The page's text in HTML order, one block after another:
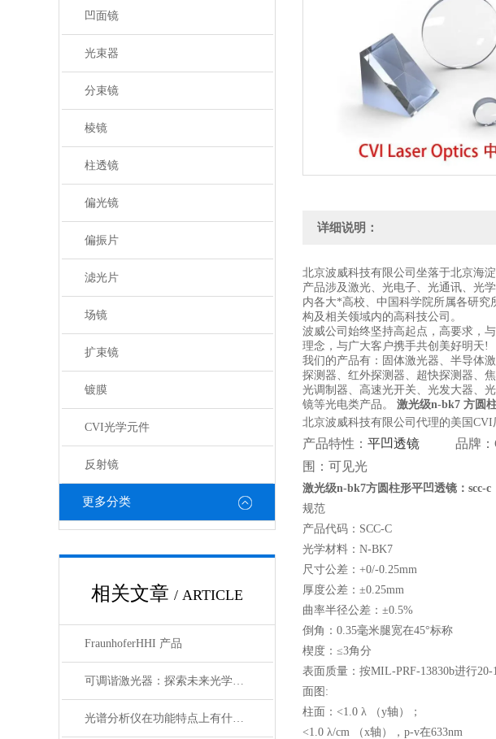
凹面镜
光束器
分束镜
棱镜
柱透镜
偏光镜
偏振片
滤光片
场镜
扩束镜
镀膜
CVI光学元件
反射镜
更多分类
相关文章 / ARTICLE
FraunhoferHHI 产品
可调谐激光器：探索未来光学应用的无限可能
光谱分析仪在功能特点上有什么杰出表现？
详细说明：
北京波威科技有限公司坐落于北京海
产品涉及激光、光电子、光通讯、光
内各大*高校、中国科学院所属各研
构及相关领域内的高科技公司。
波威公司始终坚持高起点，高要求，
理念，与广大客户携手共创美好明天!
我们的产品有：固体激光器、半导体
探测器、红外探测器、超快探测器、
光调制器、高速光开关、光发大器、
镜等光电类产品。
激光级n-bk7 方圆
北京波威科技有限公司代理的美国
产品特性： 平凹透镜 品牌：
围：可见光
激光级n-bk7方圆柱形平凹透镜：scc-c
规范
产品代码：SCC-C
光学材料：N-BK7
尺寸公差：+0/-0.25mm
厚度公差：±0.25mm
曲率半径公差：±0.5%
倒角：0.35毫米腿宽在45°标称
楔度：≤3角分
表面质量：按MIL-PRF-13830b进行20-
面图:
柱面：<1.0 λ （y轴）；
<1.0 λ/cm （x轴），p-v在633nm